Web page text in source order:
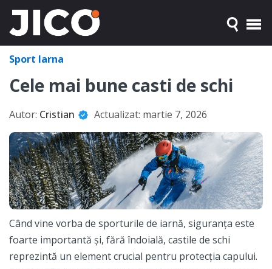
Sport Iarna
Cele mai bune casti de schi
Autor: Cristian Actualizat: martie 7, 2026
Când vine vorba de sporturile de iarnă, siguranța este
foarte importantă și, fără îndoială, castile de schi
reprezintă un element crucial pentru protecția capului.